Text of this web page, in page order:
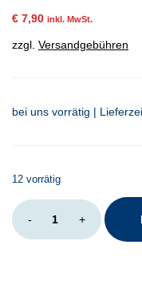
€ 7,90 inkl. MwSt.
zzgl. Versandgebühren
bei uns vorrätig |
12 vorrätig
-
dageti
Menge
+